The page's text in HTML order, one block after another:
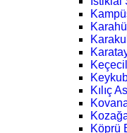
Kılıç
Köprü